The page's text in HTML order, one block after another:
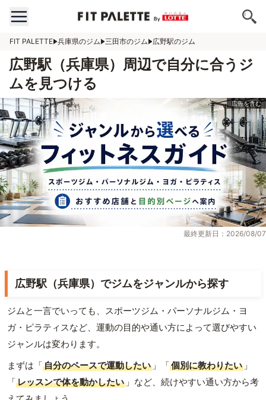
FIT PALETTE 兵庫県のジム 三田市のジム 広野駅のジム
広野駅（兵庫県）周辺で自分に合うジ
ムを見つける
最終更新日：2026/08/07
広野駅（兵庫県）でジムをジャンルから探す
ジムと一言でいっても、スポーツジム・パーソナルジム・ヨ
ガ・ピラティスなど、運動の目的や通い方によって選びやすい
ジャンルは変わります。
まずは「自分のペースで運動したい 」「個別に教わりたい 」
「レッスンで体を動かしたい 」など、続けやすい通い方から考